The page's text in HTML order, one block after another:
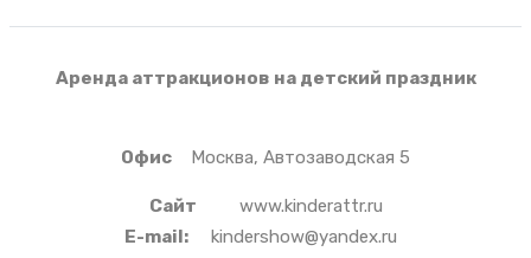
Аренда аттракционов на детский праздник
Офис Москва, Автозаводская 5
Сайт
www.kinderattr.ru
E-mail:
kindershow@yandex.ru